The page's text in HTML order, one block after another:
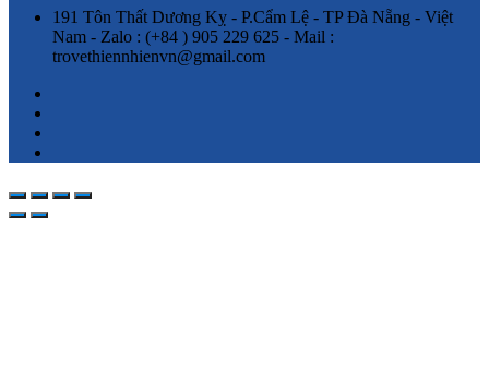
191 Tôn Thất Dương Kỵ - P.Cẩm Lệ - TP Đà Nẵng - Việt
Nam - Zalo : (+84 ) 905 229 625 - Mail :
trovethiennhienvn@gmail.com